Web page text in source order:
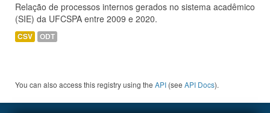
Relação de processos internos gerados no sistema acadêmico
(SIE) da UFCSPA entre 2009 e 2020.
CSV ODT
You can also access this registry using the API (see API Docs).